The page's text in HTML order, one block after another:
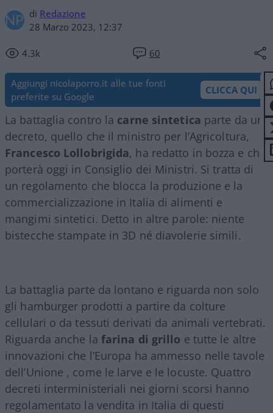
di Redazione
28 Marzo 2023, 12:37
4.3k 60
Aggiungi nicolaporro.it alle tue fonti
preferite su Google
CLICCA QUI
La battaglia contro la carne sintetica parte da un
decreto, quello che il ministro per l’Agricoltura,
Francesco Lollobrigida, ha redatto in bozza e che
porterà oggi in Consiglio dei Ministri. Si tratta di
un regolamento che blocca la produzione e la
commercializzazione in Italia di alimenti e
mangimi sintetici. Detto in altre parole: niente
bistecche stampate in 3D né diavolerie simili.
La battaglia parte da lontano e riguarda non solo
gli hamburger prodotti a partire da colture
cellulari o da tessuti derivati da animali vertebrati.
Riguarda anche la farina di grillo e tutte le altre
innovazioni che l’Europa ha ammesso nelle tavole
dell’Unione , come le larve e le locuste. Quattro
decreti interministeriali nei giorni scorsi hanno
regolamentato la vendita in Italia di questi